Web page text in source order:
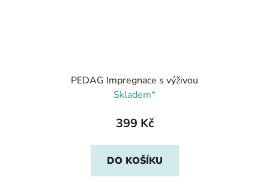
PEDAG Impregnace s výživou
Skladem*
399 Kč
DO KOŠÍKU